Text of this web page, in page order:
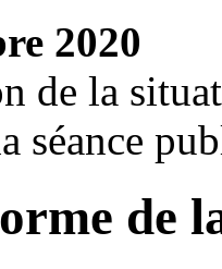
2020
de la
séance
de